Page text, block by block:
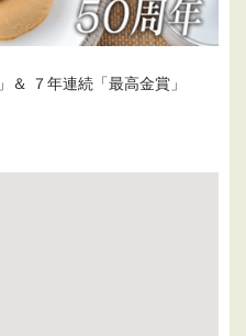
＆ ７年連続「最高金賞」